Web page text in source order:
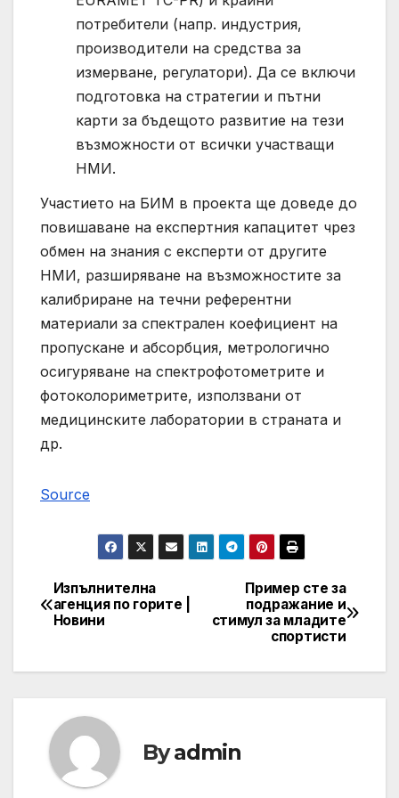
потребители (напр. индустрия,
производители на средства за
измерване, регулатори). Да се включи
подготовка на стратегии и пътни
карти за бъдещото развитие на тези
възможности от всички участващи
НМИ.
Участието на БИМ в проекта ще доведе до
повишаване на експертния капацитет чрез
обмен на знания с експерти от другите
НМИ, разширяване на възможностите за
калибриране на течни референтни
материали за спектрален коефициент на
пропускане и абсорбция, метрологично
осигуряване на спектрофотометрите и
фотоколориметрите, използвани от
медицинските лаборатории в страната и
др.
Source
Post
navigation
Пример сте за
подражание и
стимул за младите
спортисти
Изпълнителна
агенция по горите |
Новини
Byadmin